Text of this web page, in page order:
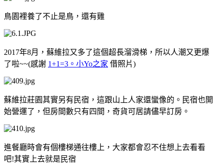
鳥園裡養了不止是鳥，還有雞
2017年8月，蘇維拉又多了這個超長溜滑梯，所以人潮又更爆
了啦~~(感謝 1+1=3。小Yo之家 借照片)
蘇維拉莊園其實另有民宿，這跟山上人家還蠻像的。民宿也開
始營運了，但房間數只有四間，奇貨可居請儘早訂房。
進餐廳時會有個樓梯通往樓上，大家都會忍不住想上去看看
吧!其實上去就是民宿